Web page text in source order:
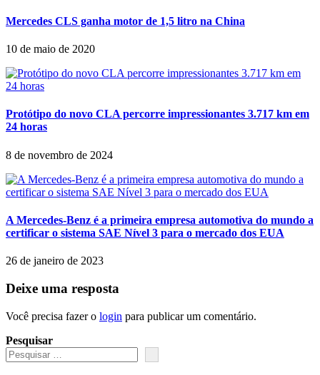
Mercedes CLS ganha motor de 1,5 litro na China
10 de maio de 2020
Protótipo do novo CLA percorre impressionantes 3.717 km em
24 horas
8 de novembro de 2024
A Mercedes-Benz é a primeira empresa automotiva do mundo a
certificar o sistema SAE Nível 3 para o mercado dos EUA
26 de janeiro de 2023
Deixe uma resposta
Você precisa fazer o login para publicar um comentário.
Pesquisar